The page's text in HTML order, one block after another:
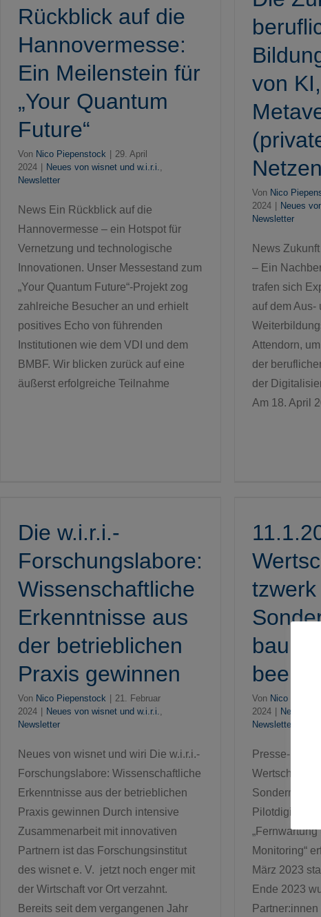
Rückblick auf die
Hannovermesse:
Ein Meilenstein für
„Your Quantum
Future“
Von Nico Piepenstock
29. April
2024
Neues von wisnet und w.i.r.i.,
Newsletter
News Ein Rückblick auf die
Hannovermesse – ein Hotspot für
Vernetzung und technologische
Innovationen. Unser Messestand zum
„Your Quantum Future“-Projekt zog
zahlreiche Besucher an und erhielt
positives Echo von führenden
Institutionen wie dem VDI und dem
BMBF. Wir blicken zurück auf eine
äußerst erfolgreiche Teilnahme
von KI,
Netzen
Von Nico
2024
Neues
Newsletter
News
– Ein
trafen sich
auf dem Aus-
Attendorn,
der
der
Am 18. April
Die w.i.r.i.-
Forschungslabore:
Wissenschaftliche
Erkenntnisse aus
der betrieblichen
Praxis gewinnen
Von Nico Piepenstock
21. Februar
2024
Neues von wisnet und w.i.r.i.,
Newsletter
Neues von wisnet und wiri Die w.i.r.i.-
Forschungslabore: Wissenschaftliche
Erkenntnisse aus der betrieblichen
Praxis gewinnen Durch intensive
Zusammenarbeit mit innovativen
Partnern ist das Forschungsinstitut
des wisnet e. V. jetzt noch enger mit
der Wirtschaft vor Ort verzahnt.
Bereits seit dem vergangenen Jahr
Sondermaschinenbau
erfolgeich beendet
tzwerk
bau
Von Nico
2024
Neues
Newsletter
Presse-
Monitoring“
März 2023
Ende 2023